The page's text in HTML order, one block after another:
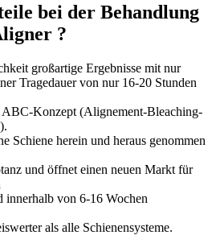
bei der Behandlung
?
großartige Ergebnisse mit nur
Tragedauer von nur 16-20 Stunden
ABC-Konzept (Alignement-Bleaching-
Schiene herein und heraus genommen
und öffnet einen neuen Markt für
innerhalb von 6-16 Wochen
als alle Schienensysteme.